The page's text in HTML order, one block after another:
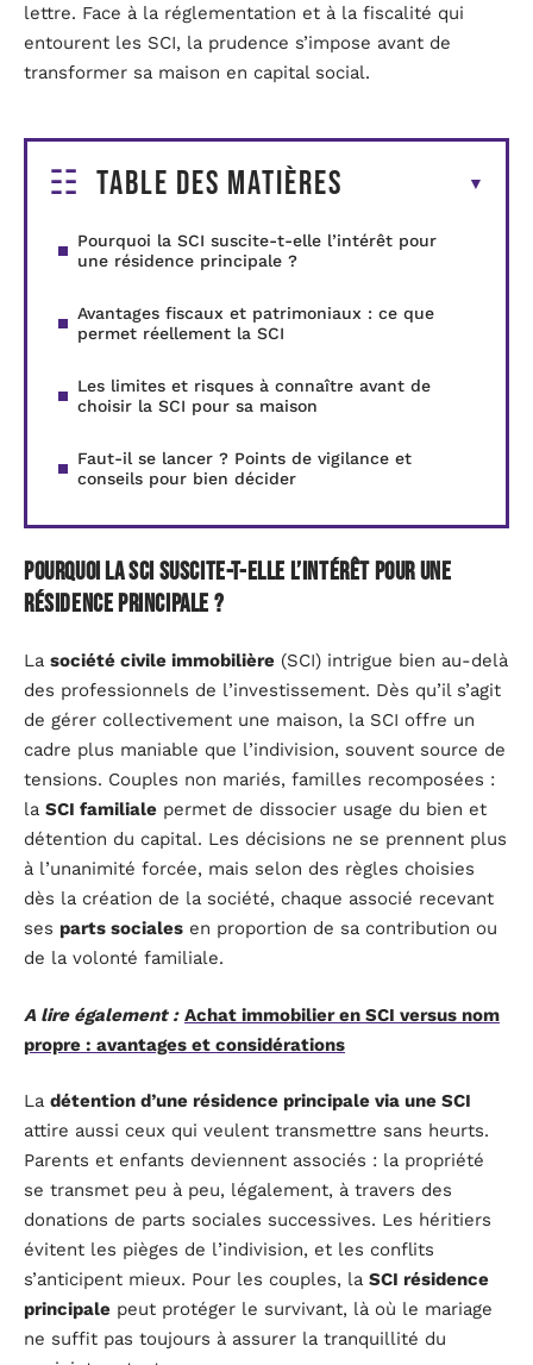
lettre. Face à la réglementation et à la fiscalité qui
entourent les SCI, la prudence s’impose avant de
transformer sa maison en capital social.
Table des matières
Pourquoi la SCI suscite-t-elle l’intérêt pour
une résidence principale ?
Avantages fiscaux et patrimoniaux : ce que
permet réellement la SCI
Les limites et risques à connaître avant de
choisir la SCI pour sa maison
Faut-il se lancer ? Points de vigilance et
conseils pour bien décider
Pourquoi la SCI suscite-t-elle l’intérêt pour une
résidence principale ?
La société civile immobilière (SCI) intrigue bien au-delà
des professionnels de l’investissement. Dès qu’il s’agit
de gérer collectivement une maison, la SCI offre un
cadre plus maniable que l’indivision, souvent source de
tensions. Couples non mariés, familles recomposées :
la SCI familiale permet de dissocier usage du bien et
détention du capital. Les décisions ne se prennent plus
à l’unanimité forcée, mais selon des règles choisies
dès la création de la société, chaque associé recevant
ses parts sociales en proportion de sa contribution ou
de la volonté familiale.
A lire également : Achat immobilier en SCI versus nom
propre : avantages et considérations
La détention d’une résidence principale via une SCI
attire aussi ceux qui veulent transmettre sans heurts.
Parents et enfants deviennent associés : la propriété
se transmet peu à peu, légalement, à travers des
donations de parts sociales successives. Les héritiers
évitent les pièges de l’indivision, et les conflits
s’anticipent mieux. Pour les couples, la SCI résidence
principale peut protéger le survivant, là où le mariage
ne suffit pas toujours à assurer la tranquillité du